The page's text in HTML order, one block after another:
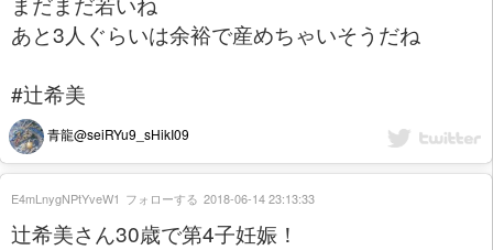
あと3人ぐらいは余裕で産めちゃいそうだね
#辻希美
青龍@seiRYu9_sHikI09
辻希美さん30歳で第4子妊娠！
E4mLnygNPtYveW1 フォローする 2018-06-14 23:13:33